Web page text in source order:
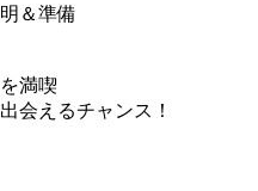
＆準備
満喫
会えるチャンス！